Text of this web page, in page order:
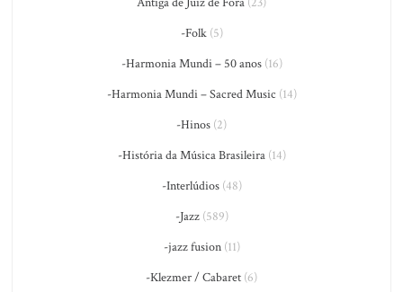
-Folk(5)
-Harmonia Mundi – 50 anos(16)
-Harmonia Mundi – Sacred Music (14)
-Hinos (2)
-História da Música Brasileira(14)
-Interlúdios(48)
-Jazz(589)
-jazz fusion(11)
-Klezmer / Cabaret (6)